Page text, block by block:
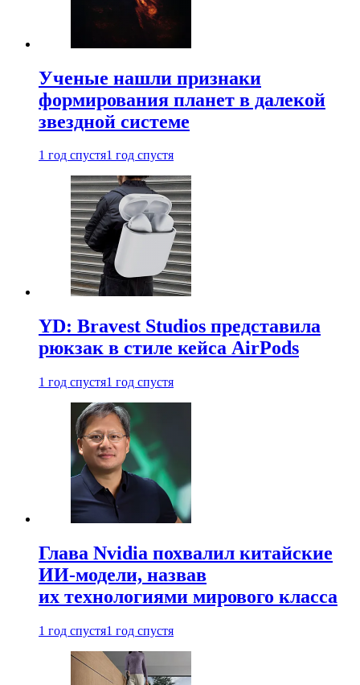
Ученые нашли признаки
формирования планет в далекой
звездной системе
1 год спустя1 год спустя
YD: Bravest Studios представила
рюкзак в стиле кейса AirPods
1 год спустя1 год спустя
Глава Nvidia похвалил китайские
ИИ-модели, назвав
их технологиями мирового класса
1 год спустя1 год спустя